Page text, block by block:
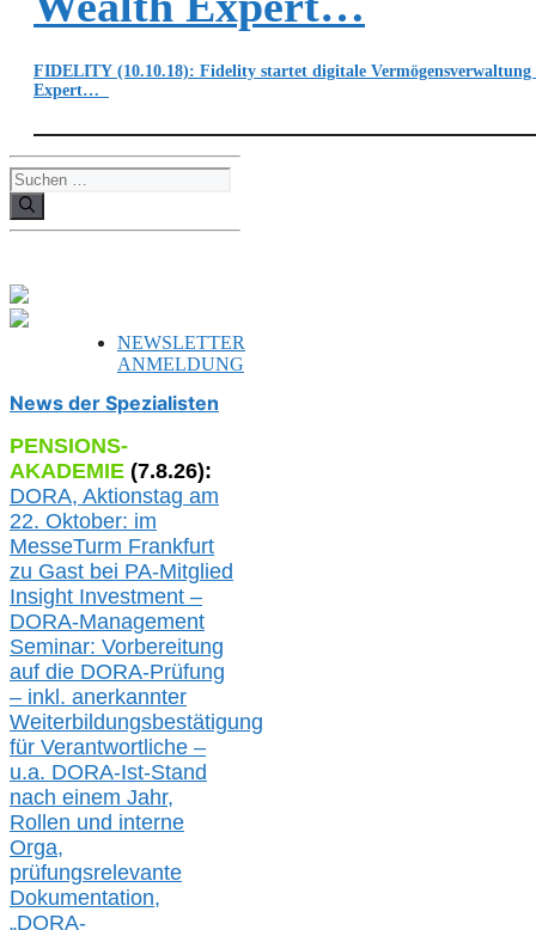
FIDELITY (10.10.18): Fidelity startet digitale
Expert…
Suchen
nach:
NEWSLETTER
ANMELDUNG
News der Spezialisten
PENSIONS-
AKADEMIE (7.8.26):
DORA, Aktionstag am
22. Oktober: im
MesseTurm Frankfurt
zu Gast bei PA-Mitglied
Insight Investment –
DORA-Management
Seminar: Vorbereitung
auf die DORA-Prüfung
– inkl. anerkannter
Weiterbildungsbestätigung
für Verantwortliche –
u.a. DORA-Ist-Stand
nach einem Jahr,
Rollen und interne
Orga,
prüfungsrelevante
Dokumentation,
„DORA-